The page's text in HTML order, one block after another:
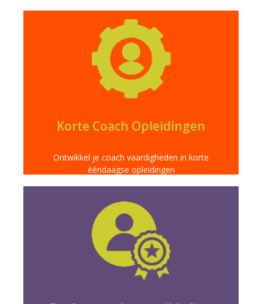
Korte Coach Opleidingen
Ontwikkel je coach vaardigheden in korte
ééndaagse opleidingen
directe impact in je vakgebied.
Meer info
coachpraktijk en carrière.
Meer info